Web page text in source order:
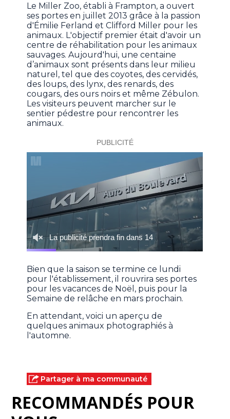
Le Miller Zoo, établi à Frampton, a ouvert
ses portes en juillet 2013 grâce à la passion
d'Émilie Ferland et Clifford Miller pour les
animaux. L'objectif premier était d'avoir un
centre de réhabilitation pour les animaux
sauvages. Aujourd'hui, une centaine
d’animaux sont présents dans leur milieu
naturel, tel que des coyotes, des cervidés,
des loups, des lynx, des renards, des
cougars, des ours noirs et même Zébulon.
Les visiteurs peuvent marcher sur le
sentier pédestre pour rencontrer les
animaux.
Bien que la saison se termine ce lundi
pour l'établissement, il rouvrira ses portes
pour les vacances de Noël, puis pour la
Semaine de relâche en mars prochain.
En attendant, voici un aperçu de
quelques animaux photographiés à
l'automne.
Partager à ma communauté
RECOMMANDÉS POUR